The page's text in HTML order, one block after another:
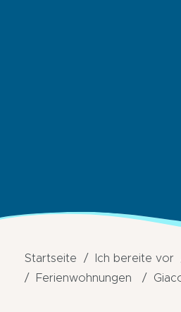
Startseite Ich bereite vor
Ferienwohnungen